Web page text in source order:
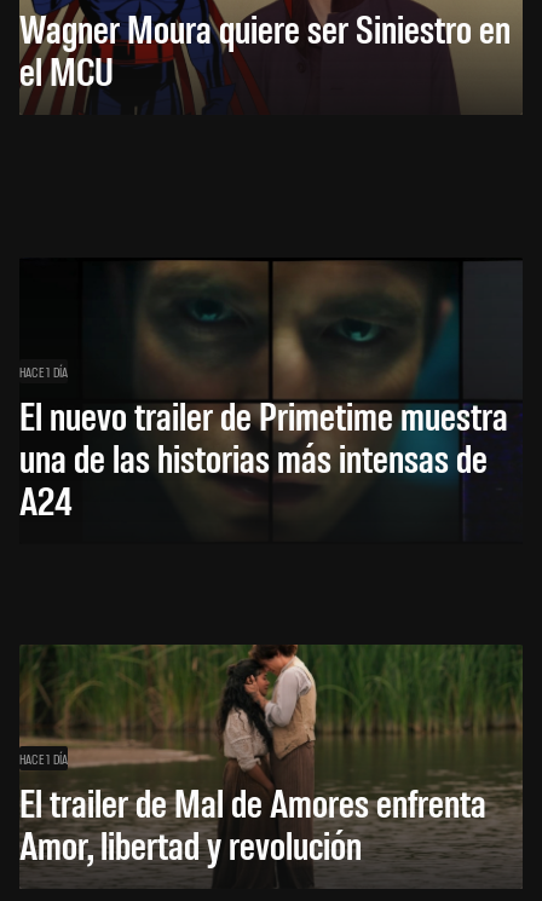
Wagner Moura quiere ser Siniestro en
el MCU
HACE 1 DÍA
El nuevo trailer de Primetime muestra
una de las historias más intensas de
A24
HACE 1 DÍA
El trailer de Mal de Amores enfrenta
Amor, libertad y revolución